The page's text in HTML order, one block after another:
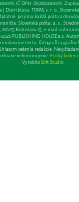
IČ DPH: SK2820016078,
| Distribúcia: TOPAS, s. r. o.,
prijíma každá pošta a
Slovenská pošta, a. s.,
810 05 Bratislava 15, e-mail:
PUBLISHING HOUSE a.s.
textu, fotografií a grafov
vedenia redakcie.
nehonorujeme. Etický kódex
VyrobiloSoft Studio